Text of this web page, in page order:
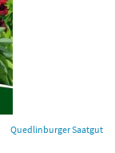
Quedlinburger Saatgut